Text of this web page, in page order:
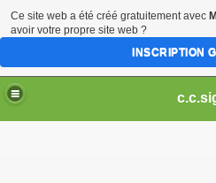
Ce site web a été créé gratuitement avec
avoir votre propre site web ?
INSCRIPTION